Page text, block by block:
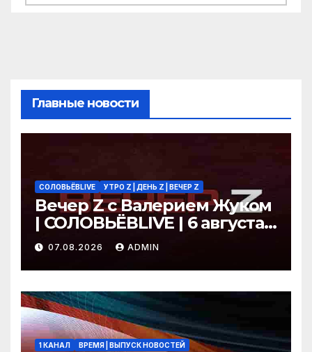
Главные новости
СОЛОВЬЁВLIVE УТРО Z | ДЕНЬ Z | ВЕЧЕР Z
Вечер Z с Валерием Жуком
| СОЛОВЬЁВLIVE | 6 августа
2026 года
07.08.2026 ADMIN
1 КАНАЛ ВРЕМЯ | ВЫПУСК НОВОСТЕЙ